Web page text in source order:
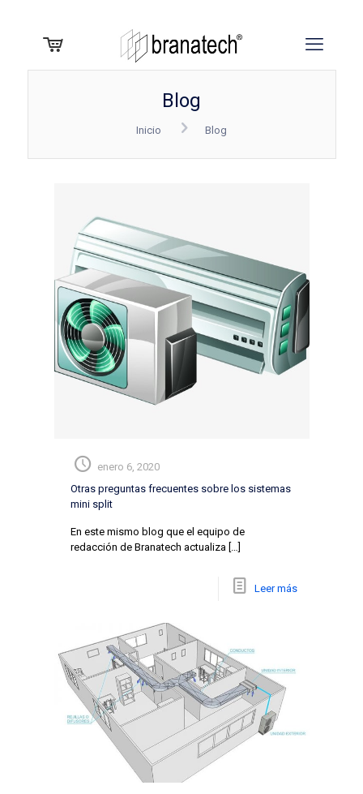
Blog
Inicio Blog
enero 6, 2020
Otras preguntas frecuentes sobre los sistemas
mini split
En este mismo blog que el equipo de
redacción de Branatech actualiza[…]
Leer más